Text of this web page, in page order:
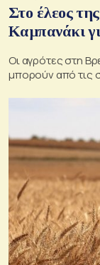
Στο έλεος
Καμπανάκι
Οι αγρότες στη
μπορούν από τις